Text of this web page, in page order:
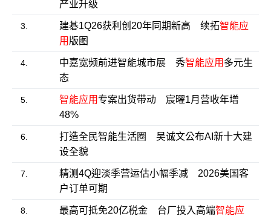
产业升级
3. 建碁1Q26获利创20年同期新高 续拓智能应
用 版图
4. 中嘉宽频前进智能城市展 秀智能应用 多元生
态
5. 智能应用专案出货带动 宸曜1月营收年增
48%
6.
打造全民智能生活圈 吴诚文公布AI新十大建
设全貌
7.
精测4Q迎淡季营运估小幅季减 2026美国客
户订单可期
8. 最高可抵免20亿税金 台厂投入高端智能应